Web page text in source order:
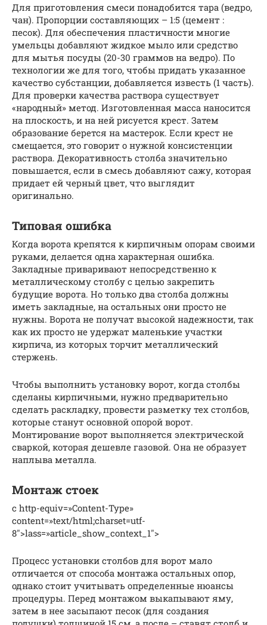
Для приготовления смеси понадобится тара (ведро,
чан). Пропорции составляющих – 1:5 (цемент :
песок). Для обеспечения пластичности многие
умельцы добавляют жидкое мыло или средство
для мытья посуды (20-30 граммов на ведро). По
технологии же для того, чтобы придать указанное
качество субстанции, добавляется известь (1 часть).
Для проверки качества раствора существует
«народный» метод. Изготовленная масса наносится
на плоскость, и на ней рисуется крест. Затем
образование берется на мастерок. Если крест не
смещается, это говорит о нужной консистенции
раствора. Декоративность столба значительно
повышается, если в смесь добавляют сажу, которая
придает ей черный цвет, что выглядит
оригинально.
Типовая ошибка
Когда ворота крепятся к кирпичным опорам своими
руками, делается одна характерная ошибка.
Закладные приваривают непосредственно к
металлическому столбу с целью закрепить
будущие ворота. Но только два столба должны
иметь закладные, на остальных они просто не
нужны. Ворота не получат высокой надежности, так
как их просто не удержат маленькие участки
кирпича, из которых торчит металлический
стержень.
Чтобы выполнить установку ворот, когда столбы
сделаны кирпичными, нужно предварительно
сделать раскладку, провести разметку тех столбов,
которые станут основной опорой ворот.
Монтирование ворот выполняется электрической
сваркой, которая дешевле газовой. Она не образует
наплыва металла.
Монтаж стоек
c http-equiv=»Content-Type»
content=»text/html;charset=utf-
8″>lass=»article_show_context_1″>
Процесс установки столбов для ворот мало
отличается от способа монтажа остальных опор,
однако стоит учитывать определенные нюансы
процедуры. Перед монтажом выкапывают яму,
затем в нее засыпают песок (для создания